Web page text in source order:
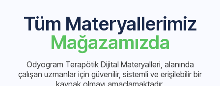
Tüm Materyallerimiz
Mağazamızda
Odyogram Terapötik Dijital Materyalleri, alanında
çalışan uzmanlar için güvenilir, sistemli ve erişilebilir bir
kaynak olmayı amaçlamaktadır.